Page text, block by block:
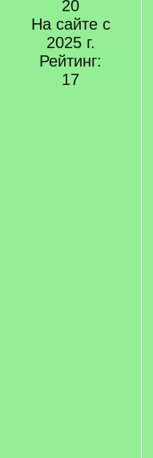
20
На сайте с
2025 г.
Рейтинг:
17